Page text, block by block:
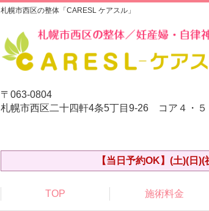
札幌市西区の整体「CARESL ケアスル」
〒063-0804
札幌市西区二十四軒4条5丁目9-26 コア４・５
【当日予約OK】(土)(日
TOP 施術料金